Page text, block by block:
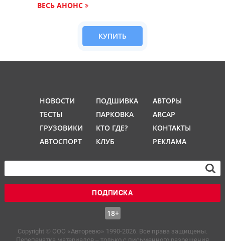
ВЕСЬ АНОНС
КУПИТЬ
НОВОСТИ
ТЕСТЫ
ГРУЗОВИКИ
АВТОСПОРТ
ПОДШИВКА
ПАРКОВКА
КТО ГДЕ?
КЛУБ
АВТОРЫ
ARCAP
КОНТАКТЫ
РЕКЛАМА
ПОДПИСКА
18+
Copyright © OOO «Авторевю» 1990-2026. Все права защищены.